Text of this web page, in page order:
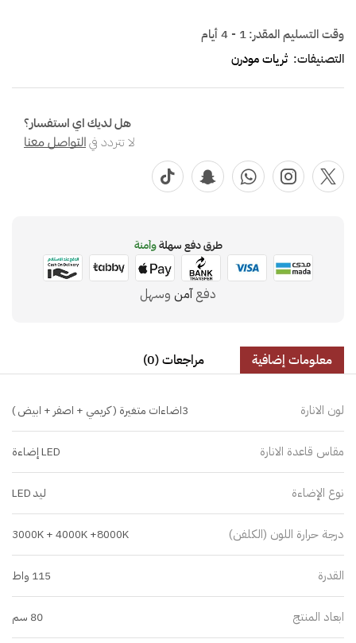
وقت التسليم المقدر:1 - 4 أيام
التصنيفات: ثريات مودرن
هل لديك اي استفسار؟
لا تتردد فيالتواصل معنا
طرق دفع سهلةوآمنة
دفعآمن وسهل
معلومات إضافية مراجعات (0)
لون الانارة 3اضاءات متغيرة ( كريمي + اصفر + ابيض )
مقاس قاعدة الانارة LED إضاءة
نوع الإضاءة ليد LED
درجة حرارة اللون (الكلفن) 3000K + 4000K +8000K
القدرة 115 واط
ابعاد المنتج 80 سم